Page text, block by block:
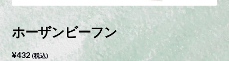
ホーザンビーフン
¥432 (税込)